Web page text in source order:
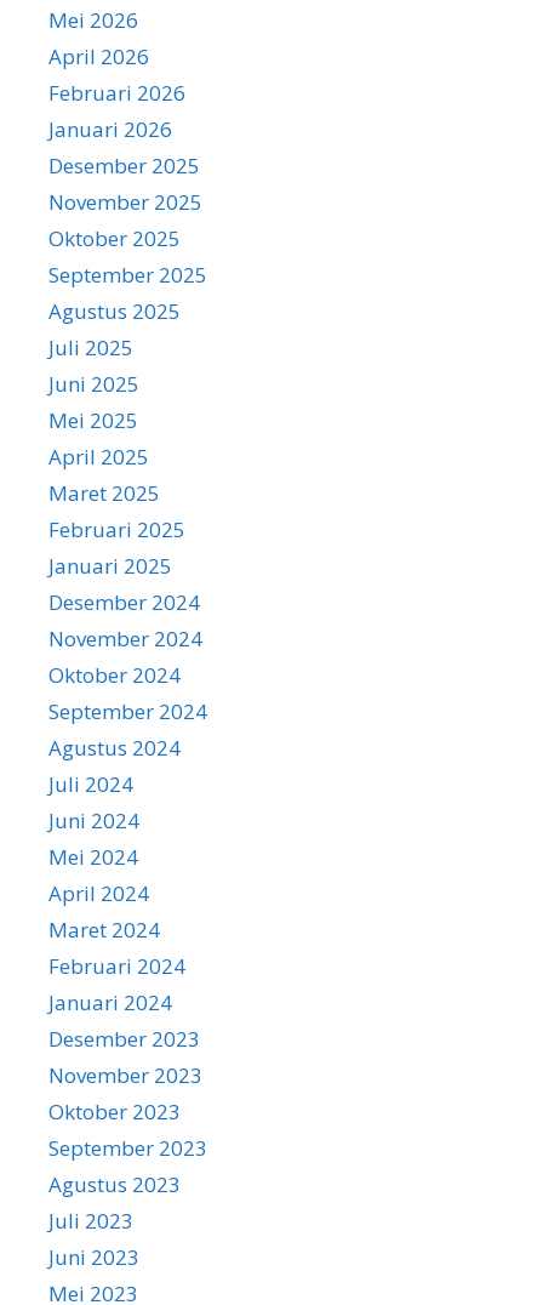
Mei 2026
April 2026
Februari 2026
Januari 2026
Desember 2025
November 2025
Oktober 2025
September 2025
Agustus 2025
Juli 2025
Juni 2025
Mei 2025
April 2025
Maret 2025
Februari 2025
Januari 2025
Desember 2024
November 2024
Oktober 2024
September 2024
Agustus 2024
Juli 2024
Juni 2024
Mei 2024
April 2024
Maret 2024
Februari 2024
Januari 2024
Desember 2023
November 2023
Oktober 2023
September 2023
Agustus 2023
Juli 2023
Juni 2023
Mei 2023